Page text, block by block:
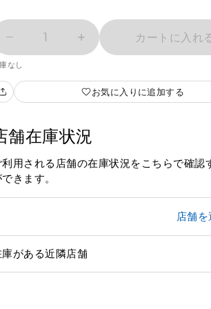
1 カートに入れ
なし
お気に入りに追加する
舗在庫状況
利用される店舗の在庫状況をこちらで確認
きます。
店舗を
庫がある近隣店舗